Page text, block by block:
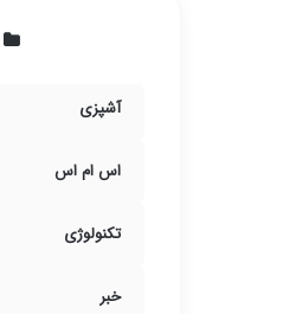
آشپزی
اس ام اس
تکنولوژی
خبر